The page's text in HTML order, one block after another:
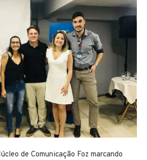
de Comunicação Foz marcando